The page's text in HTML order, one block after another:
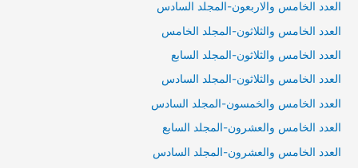
العدد الخامس والاربعون-المجلد السادس
العدد الخامس والثلاثون-المجلد الخامس
العدد الخامس والثلاثون-المجلد السابع
العدد الخامس والثلاثون-المجلد السادس
العدد الخامس والخمسون-المجلد السادس
العدد الخامس والعشرون-المجلد السابع
العدد الخامس والعشرون-المجلد السادس